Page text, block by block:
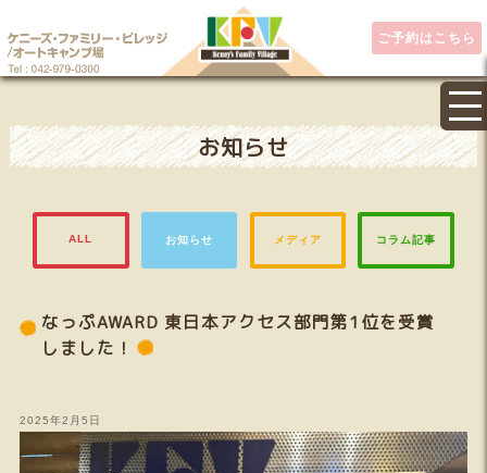
ご予約はこちら
お知らせ
ALL お知らせ メディア コラム記事
なっぷAWARD 東日本アクセス部門第1位を受賞
しました！
2025年2月5日